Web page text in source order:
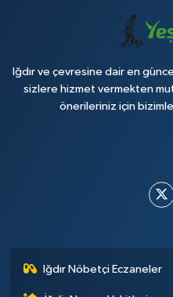
Iğdır ve çevresine dair en
sizlere hizmet vermekten
önerileriniz için
Iğdır Nöbetçi Eczaneler